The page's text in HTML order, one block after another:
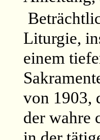
Liturgie,
einem
von 1903,
der wahre